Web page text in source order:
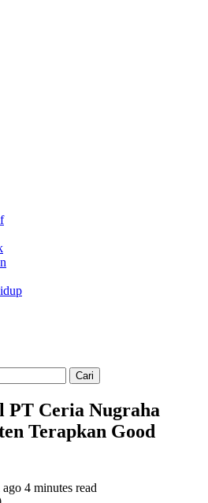
PT Ceria Nugraha
Terapkan Good
ago 4 minutes read